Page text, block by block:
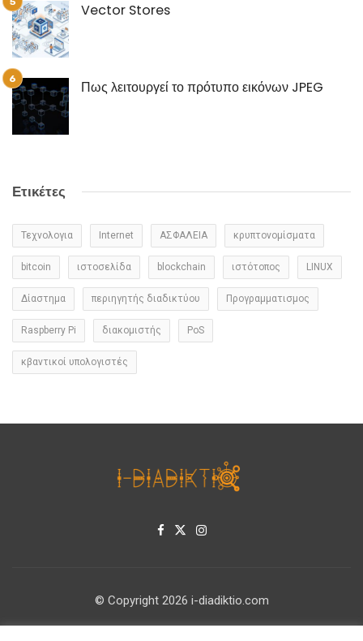
Vector Stores
Πως λειτουργεί το πρότυπο εικόνων JPEG
Ετικέτες
Τεχνολογια Internet ΑΣΦΑΛΕΙΑ κρυπτονομίσματα
bitcoin ιστοσελίδα blockchain ιστότοπος LINUX
Δίαστημα περιηγητής διαδικτύου Προγραμματισμος
Raspberry Pi διακομιστής PoS
κβαντικοί υπολογιστές
© Copyright 2026 i-diadiktio.com